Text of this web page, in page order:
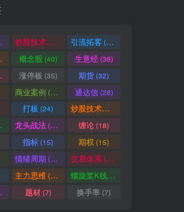
炒股技术指标 (48)引流拓客(46)
概念股(40) 生意经(38)
涨停板 (35) 期货(32)
商业案例 (30) 通达信(28)
打板 (24) 炒股技术形态
龙头战法(20) 缠论(18)
指标(15) 期权 (15)
情绪周期 (14) 交易体系(12)
主力思维(12) 螺旋桨K线
(11)
题材(7) 换手率 (7)
七日阅读量排名
满足你的好奇心
新发布 随机推荐
顺K线界面显示行业概念指标代码图解
封板、翘板、炸板是什么意思？炒股你必须懂的暗语！